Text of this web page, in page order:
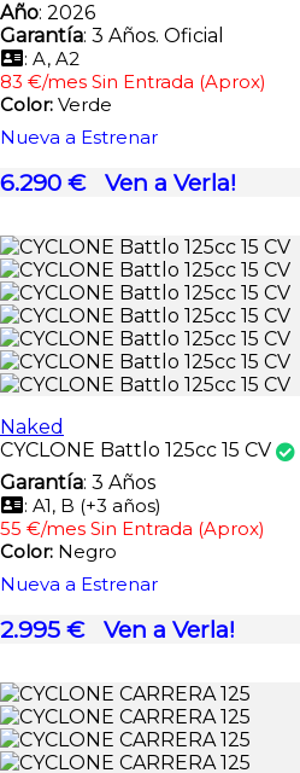
Año: 2026
Garantía: 3 Años. Oficial
: A, A2
83 €/mes Sin Entrada (Aprox)
Color: Verde
Nueva a Estrenar
6.290 € Ven a Verla!
Naked
CYCLONE Battlo 125cc 15 CV
Garantía: 3 Años
: A1, B (+3 años)
55 €/mes Sin Entrada (Aprox)
Color: Negro
Nueva a Estrenar
2.995 € Ven a Verla!